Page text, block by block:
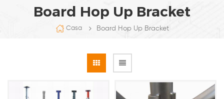
Board Hop Up Bracket
Casa Board Hop Up Bracket